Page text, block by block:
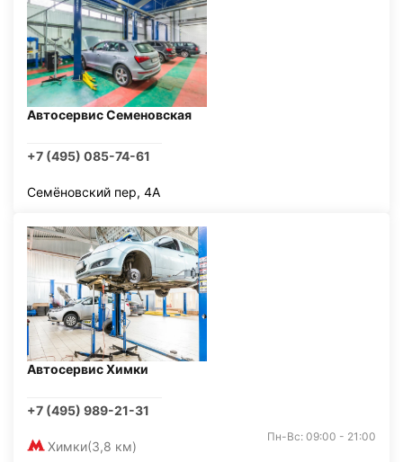
Автосервис Семеновская
+7 (495) 085-74-61
Семёновский пер, 4А
Автосервис Химки
+7 (495) 989-21-31
Химки(3,8 км)
Пн-Вс: 09:00 - 21:00